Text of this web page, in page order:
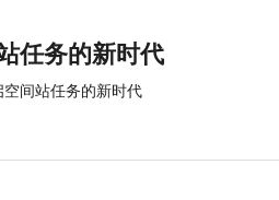
任务的新时代
间站任务的新时代